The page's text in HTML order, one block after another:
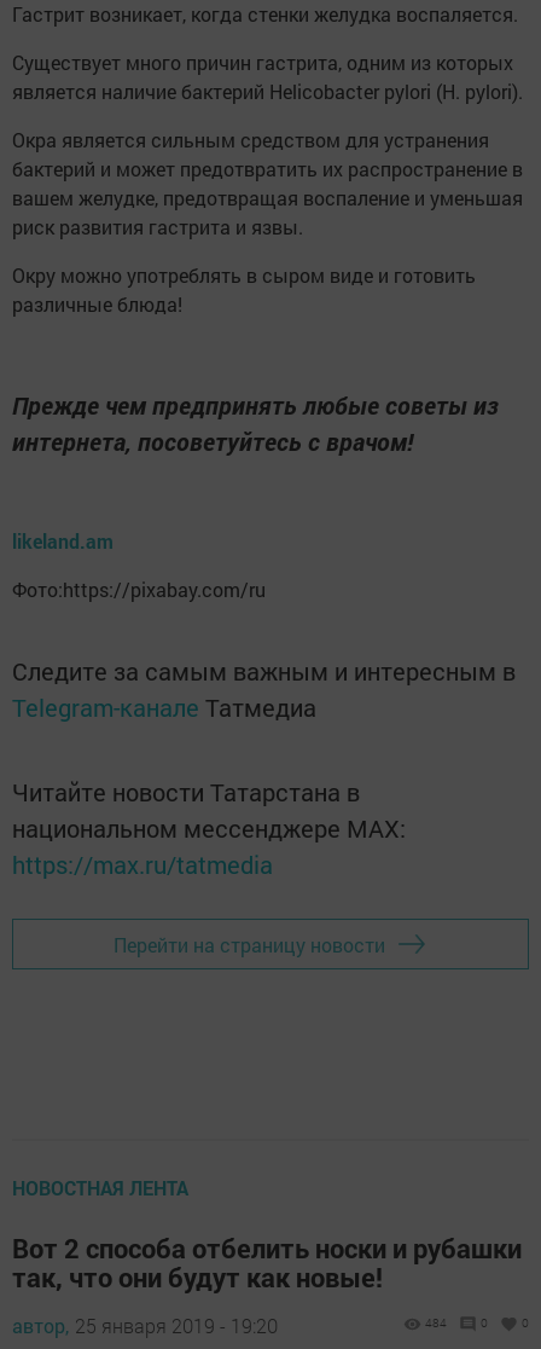
Гастрит возникает, когда стенки желудка воспаляется.
Существует много причин гастрита, одним из которых
является наличие бактерий Helicobacter pylori (H. pylori).
Окра является сильным средством для устранения
бактерий и может предотвратить их распространение в
вашем желудке, предотвращая воспаление и уменьшая
риск развития гастрита и язвы.
Окру можно употреблять в сыром виде и готовить
различные блюда!
Прежде чем предпринять любые советы из
интернета, посоветуйтесь с врачом!
likeland.am
Фото:https://pixabay.com/ru
Следите за самым важным и интересным в
Telegram-канале Татмедиа
Читайте новости Татарстана в
национальном мессенджере MАХ:
https://max.ru/tatmedia
Перейти на страницу новости
НОВОСТНАЯ ЛЕНТА
Вот 2 способа отбелить носки и рубашки
так, что они будут как новые!
автор, 25 января 2019 - 19:20 484 0 0